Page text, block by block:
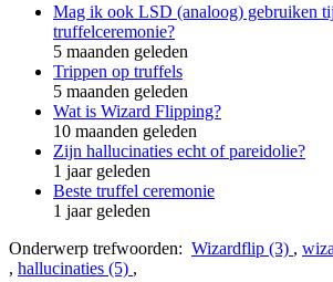
Mag ik ook LSD (analoog) gebruiken
truffelceremonie?
5 maanden geleden
Trippen op truffels
5 maanden geleden
Wat is Wizard Flipping?
10 maanden geleden
Zijn hallucinaties echt of pareidolie?
1 jaar geleden
Beste truffel ceremonie
1 jaar geleden
Onderwerp trefwoorden: Wizardflip (3) ,
, hallucinaties (5) ,